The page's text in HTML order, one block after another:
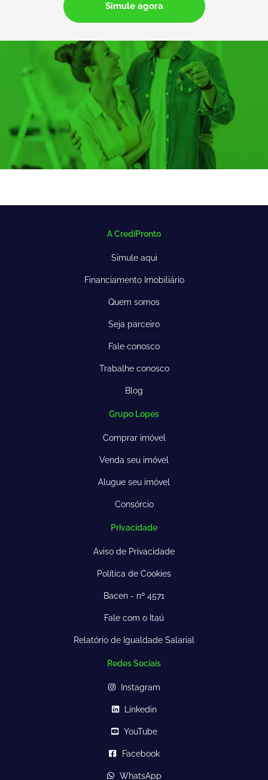
Simule agora
A CrediPronto
Simule aqui
Financiamento Imobiliário
Quem somos
Seja parceiro
Fale conosco
Trabalhe conosco
Blog
Grupo Lopes
Comprar imóvel
Venda seu imóvel
Alugue seu imóvel
Consórcio
Privacidade
Aviso de Privacidade
Política de Cookies
Bacen - nº 4571
Fale com o Itaú
Relatório de Igualdade Salarial
Redes Sociais
Instagram
Linkedin
YouTube
Facebook
WhatsApp